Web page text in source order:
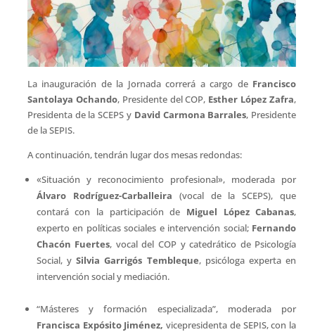
La inauguración de la Jornada correrá a cargo de Francisco
Santolaya Ochando, Presidente del COP, Esther López Zafra,
Presidenta de la SCEPS y David Carmona Barrales, Presidente
de la SEPIS.
A continuación, tendrán lugar dos mesas redondas:
«Situación y reconocimiento profesional», moderada por
Álvaro Rodríguez-Carballeira (vocal de la SCEPS), que
contará con la participación de Miguel López Cabanas,
experto en políticas sociales e intervención social; Fernando
Chacón Fuertes, vocal del COP y catedrático de Psicología
Social, ySilvia Garrigós Tembleque, psicóloga experta en
intervención social y mediación.
“Másteres y formación especializada”, moderada por
Francisca Expósito Jiménez, vicepresidenta de SEPIS, con la